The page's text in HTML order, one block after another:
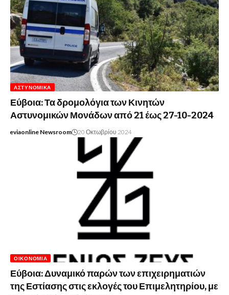
ΑΣΤΥΝΟΜΙΚΆ
Εύβοια: Τα δρομολόγια των Κινητών
Αστυνομικών Μονάδων από 21 έως 27-10-2024
eviaonline Newsroom 20 Οκτωβρίου 2024
ΟΙΚΟΝΟΜΊΑ
Εύβοια: Δυναμικό παρών των επιχειρηματιών
της Εστίασης στις εκλογές του Επιμελητηρίου, με